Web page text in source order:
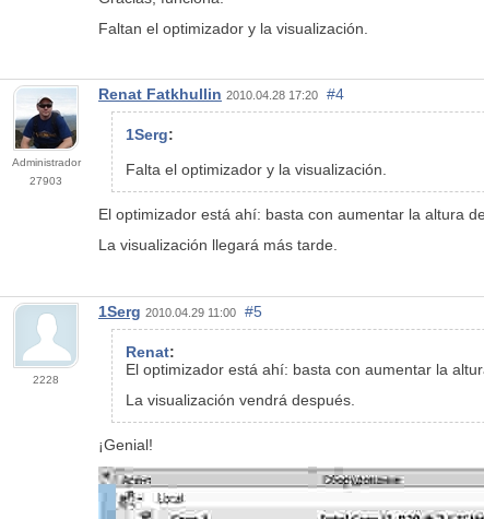
Faltan el optimizador y la visualización.
Administrador
27903
Renat Fatkhullin 2010.04.28 17:20 #4
1Serg:
Falta el optimizador y la visualización.
El optimizador está ahí: basta con aumentar la altura
La visualización llegará más tarde.
2228
1Serg 2010.04.29 11:00 #5
Renat:
El optimizador está ahí: basta con aumentar la
La visualización vendrá después.
¡Genial!